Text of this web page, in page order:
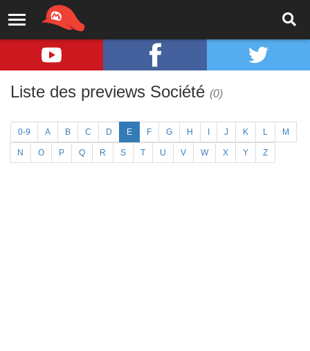
Liste des previews Société (0)
0-9 A B C D E F G H J K L M
N O P Q R S T U V W X Y Z